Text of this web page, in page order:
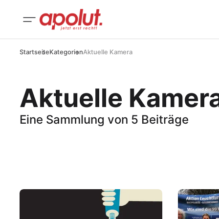
StartseiteKategorienAktuelle Kamera
Aktuelle
Eine Sammlung von 5 Beiträge